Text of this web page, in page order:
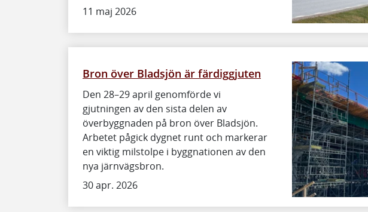
11 maj 2026
Bron över Bladsjön är färdiggjuten
Den 28–29 april genomförde vi
gjutningen av den sista delen av
överbyggnaden på bron över Bladsjön.
Arbetet pågick dygnet runt och markerar
en viktig milstolpe i byggnationen av den
nya järnvägsbron.
30 apr. 2026